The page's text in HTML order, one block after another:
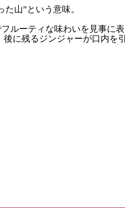
山”という意味。
ルーティな味わいを見事に表
に残るジンジャーが口内を引